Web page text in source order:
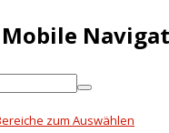
zum Auswählen